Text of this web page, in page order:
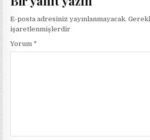
E-posta adresiniz yayınlanmayacak.
işaretlenmişlerdir
Yorum *